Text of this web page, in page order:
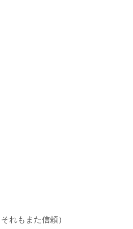
れもまた信頼）